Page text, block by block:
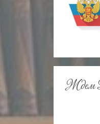
Ждем